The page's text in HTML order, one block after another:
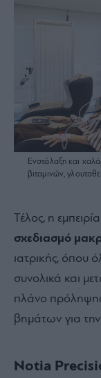
Ενστάλαξη και
βιταμινών,
Τέλος, η εμπειρία
σχεδιασμό
ιατρικής, όπου
συνολικά και
πλάνο
βημάτων για
Notia